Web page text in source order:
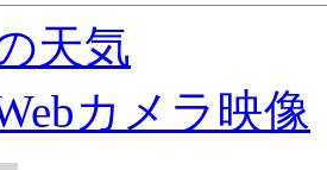
天気
カメラ映像